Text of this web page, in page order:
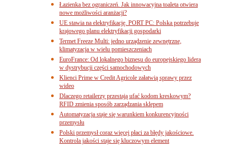
Łazienka bez ograniczeń. Jak innowacyjna toaleta otwiera
nowe możliwości aranżacji?
UE stawia na elektryfikację. PORT PC: Polska potrzebuje
krajowego planu elektryfikacji gospodarki
Termet Freeze Multi: jedno urządzenie zewnętrzne,
klimatyzacja w wielu pomieszczeniach
EuroFrance: Od lokalnego biznesu do europejskiego lidera
w dystrybucji części samochodowych
Klienci Prime w Credit Agricole załatwią sprawy przez
wideo
Dlaczego retailerzy przestają ufać kodom kreskowym?
RFID zmienia sposób zarządzania sklepem
Automatyzacja staje się warunkiem konkurencyjności
przemysłu
Polski przemysł coraz więcej płaci za błędy jakościowe.
Kontrola jakości staje się kluczowym element